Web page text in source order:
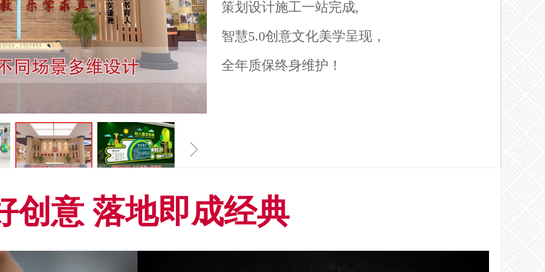
ꁇ
策划设计施工一站完成,
智慧5.0创意文化美学呈现，
全年质保终身维护！
创意 落地即成经典